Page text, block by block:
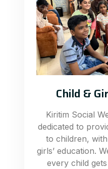
Child &
Kiritim Social
dedicated to
to children,
girls’ education.
every child